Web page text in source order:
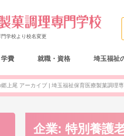
学校より校名変更
費 就職・資格 埼玉福祉
上尾 アーカイブ | 埼玉福祉保育医療製菓調理
企業: 特別養護